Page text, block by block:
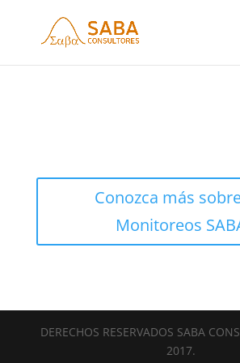
Conozca más
Monitoreos
DERECHOS RESERVADOS SABA
2017.